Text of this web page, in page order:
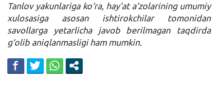
Tanlov yakunlariga ko‘ra, hay’at a’zolarining umumiy
xulosasiga asosan ishtirokchilar tomonidan
savollarga yetarlicha javob berilmagan taqdirda
g‘olib aniqlanmasligi ham mumkin.